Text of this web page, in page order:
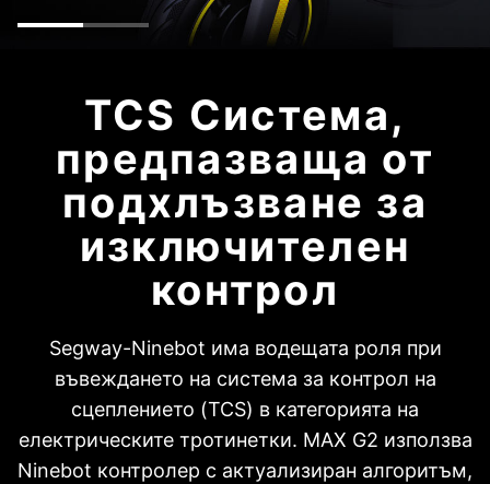
TCS Система,
предпазваща от
подхлъзване за
изключителен
контрол
Segway-Ninebot има водещата роля при
въвеждането на система за контрол на
сцеплението (TCS) в категорията на
електрическите тротинетки. MAX G2 използва
Ninebot контролер с актуализиран алгоритъм,